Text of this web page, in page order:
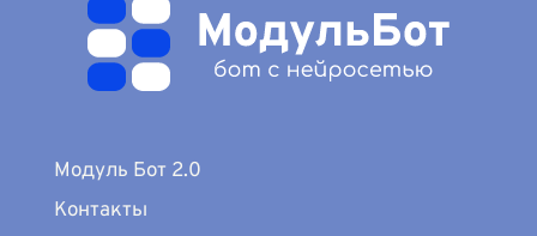
Модуль Бот 2.0
Контакты